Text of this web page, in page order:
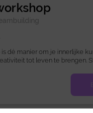
is dé manier om je innerlijke
tot leven te brengen.